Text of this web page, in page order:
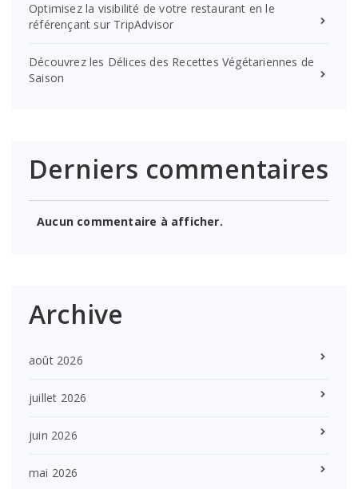
Optimisez la visibilité de votre restaurant en le
référençant sur TripAdvisor
Découvrez les Délices des Recettes Végétariennes de
Saison
Derniers commentaires
Aucun commentaire à afficher.
Archive
août 2026
juillet 2026
juin 2026
mai 2026